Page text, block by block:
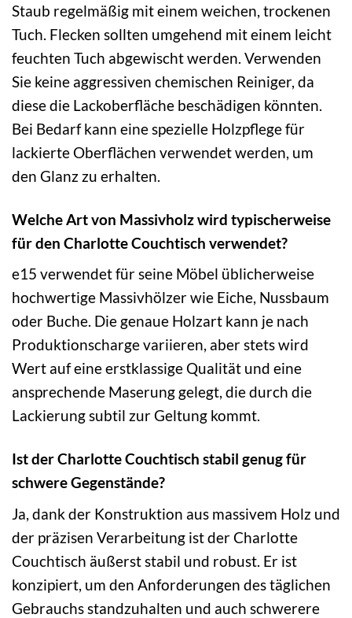
Staub regelmäßig mit einem weichen, trockenen
Tuch. Flecken sollten umgehend mit einem leicht
feuchten Tuch abgewischt werden. Verwenden
Sie keine aggressiven chemischen Reiniger, da
diese die Lackoberfläche beschädigen könnten.
Bei Bedarf kann eine spezielle Holzpflege für
lackierte Oberflächen verwendet werden, um
den Glanz zu erhalten.
Welche Art von Massivholz wird typischerweise
für den Charlotte Couchtisch verwendet?
e15 verwendet für seine Möbel üblicherweise
hochwertige Massivhölzer wie Eiche, Nussbaum
oder Buche. Die genaue Holzart kann je nach
Produktionscharge variieren, aber stets wird
Wert auf eine erstklassige Qualität und eine
ansprechende Maserung gelegt, die durch die
Lackierung subtil zur Geltung kommt.
Ist der Charlotte Couchtisch stabil genug für
schwere Gegenstände?
Ja, dank der Konstruktion aus massivem Holz und
der präzisen Verarbeitung ist der Charlotte
Couchtisch äußerst stabil und robust. Er ist
konzipiert, um den Anforderungen des täglichen
Gebrauchs standzuhalten und auch schwerere